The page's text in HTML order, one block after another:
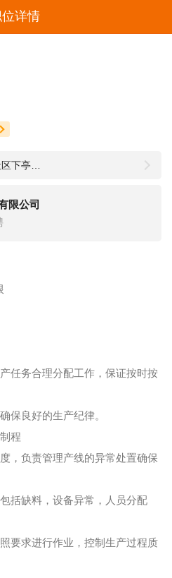
详情
限公司
任务合理分配工作，保证按时按
保良好的生产纪律。
程
，负责管理产线的异常处置确保
括缺料，设备异常，人员分配
要求进行作业，控制生产过程质